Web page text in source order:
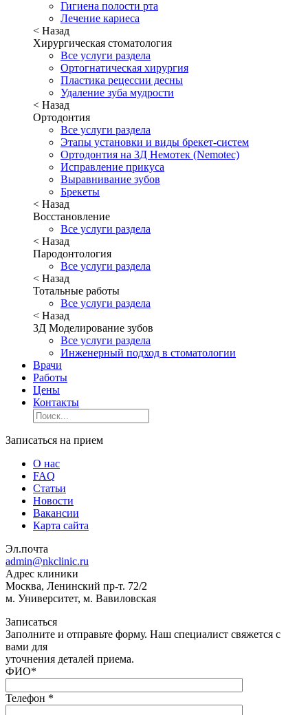
Гигиена полости рта
Лечение кариеса
< Назад
Хирургическая стоматология
Все услуги раздела
Ортогнатическая хирургия
Пластика рецессии десны
Удаление зуба мудрости
< Назад
Ортодонтия
Все услуги раздела
Этапы установки и виды брекет-систем
Ортодонтия на 3Д Немотек (Nemotec)
Исправление прикуса
Выравнивание зубов
Брекеты
< Назад
Восстановление
Все услуги раздела
< Назад
Пародонтология
Все услуги раздела
< Назад
Тотальные работы
Все услуги раздела
< Назад
3Д Моделирование зубов
Все услуги раздела
Инженерный подход в стоматологии
Врачи
Работы
Цены
Контакты
Записаться на прием
О нас
FAQ
Статьи
Новости
Вакансии
Карта сайта
Эл.почта
admin@nkclinic.ru
Адрес клиники
Москва, Ленинский пр-т. 72/2
м. Университет, м. Вавиловская
Записаться
Заполните и отправьте форму. Наш специалист свяжется с
вами для
уточнения деталей приема.
ФИО*
Телефон *